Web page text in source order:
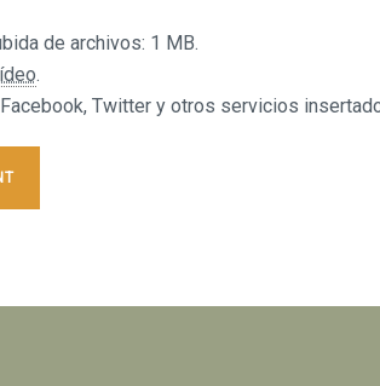
de archivos: 1 MB.
.
Twitter y otros servicios